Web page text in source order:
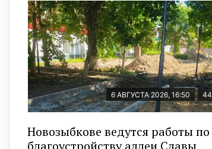
6 АВГУСТА 2026, 16:50 44
Новозыбкове ведутся работы по